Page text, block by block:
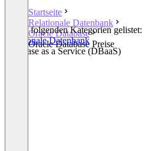
Startseite
Relationale Datenbank
Oracle Database
Oracle Database Preise
In den folgenden Kategorien gelistet:
Relationale Datenbank
Database as a Service (DBaaS)